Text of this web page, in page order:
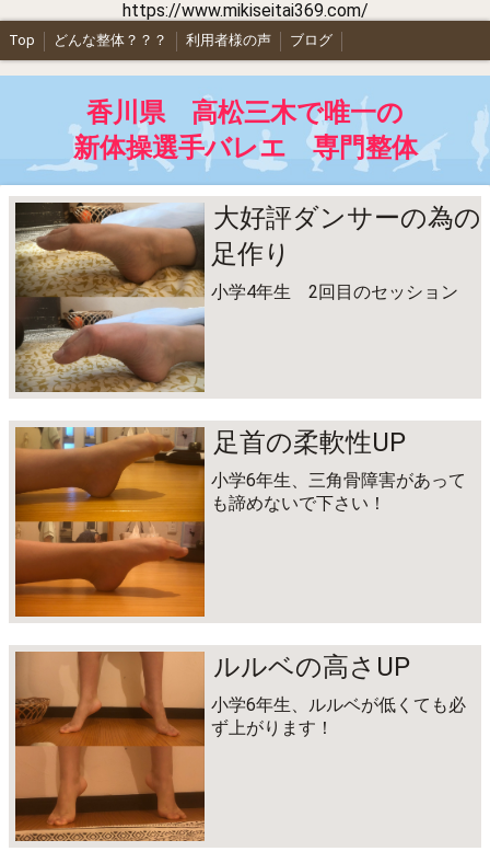
https://www.mikiseitai369.com/
Top どんな整体？？？ 利用者様の声 ブログ
香川県 高松三木で唯一の
新体操選手バレエ 専門整体
大好評ダンサーの為の
足作り
小学4年生 2回目のセッション
足首の柔軟性UP
小学6年生、三角骨障害があって
も諦めないで下さい！
ルルベの高さUP
小学6年生、ルルベが低くても必
ず上がります！